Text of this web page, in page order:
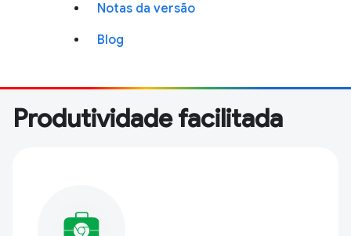
Notas da versão
Blog
Produtividade facilitada